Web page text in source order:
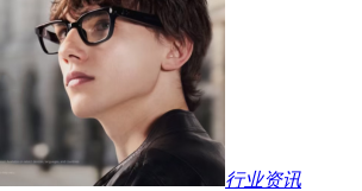
行业资讯